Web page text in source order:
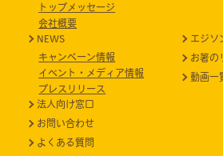
トップメッセージ
会社概要
NEWS
キャンペーン情報
イベント・メディア情報
プレスリリース
エジソ
お箸の
動画一
法人向け窓口
お問い合わせ
よくある質問